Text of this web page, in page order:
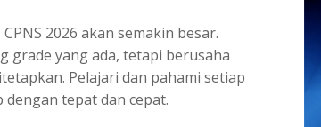
2026 akan semakin besar.
grade yang ada, tetapi berusaha
Pelajari dan pahami setiap
tepat dan cepat.